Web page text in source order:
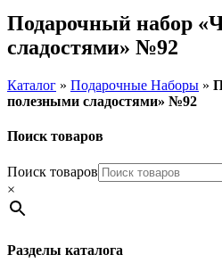
Подарочный набор
сладостями» №92
Каталог » Подарочные Наборы »
полезными сладостями» №92
Поиск товаров
Поиск товаров
×
Разделы каталога